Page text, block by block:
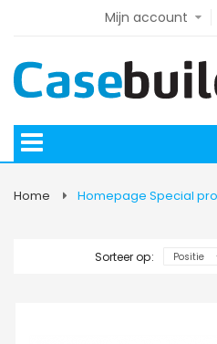
Mijn account
Home Homepage Special
Sorteer op: